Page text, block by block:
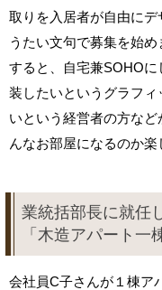
取りを入居者が自由にデ
うたい文句で募集を始め
すると、自宅兼SOHO
装したいというグラフ
いという経営者の方な
んなお部屋になるのか楽
業統括部長に就任
「木造アパート一
会社員C子さんが１棟ア